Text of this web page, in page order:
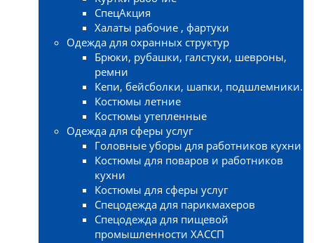
СпецАкция
Халаты рабочие , фартуки
Одежда для охранных структур
Брюки, рубашки, галстуки, шевроны,
ремни
Кепи, бейсболки, шапки, подшлемники.
Костюмы летние
Костюмы утепленные
Одежда для сферы услуг
Головные уборы для работников кухни
Костюмы для поваров и работников
кухни
Костюмы для сферы услуг
Спецодежда для парикмахеров
Спецодежда для пищевой
промышленности ХАССП